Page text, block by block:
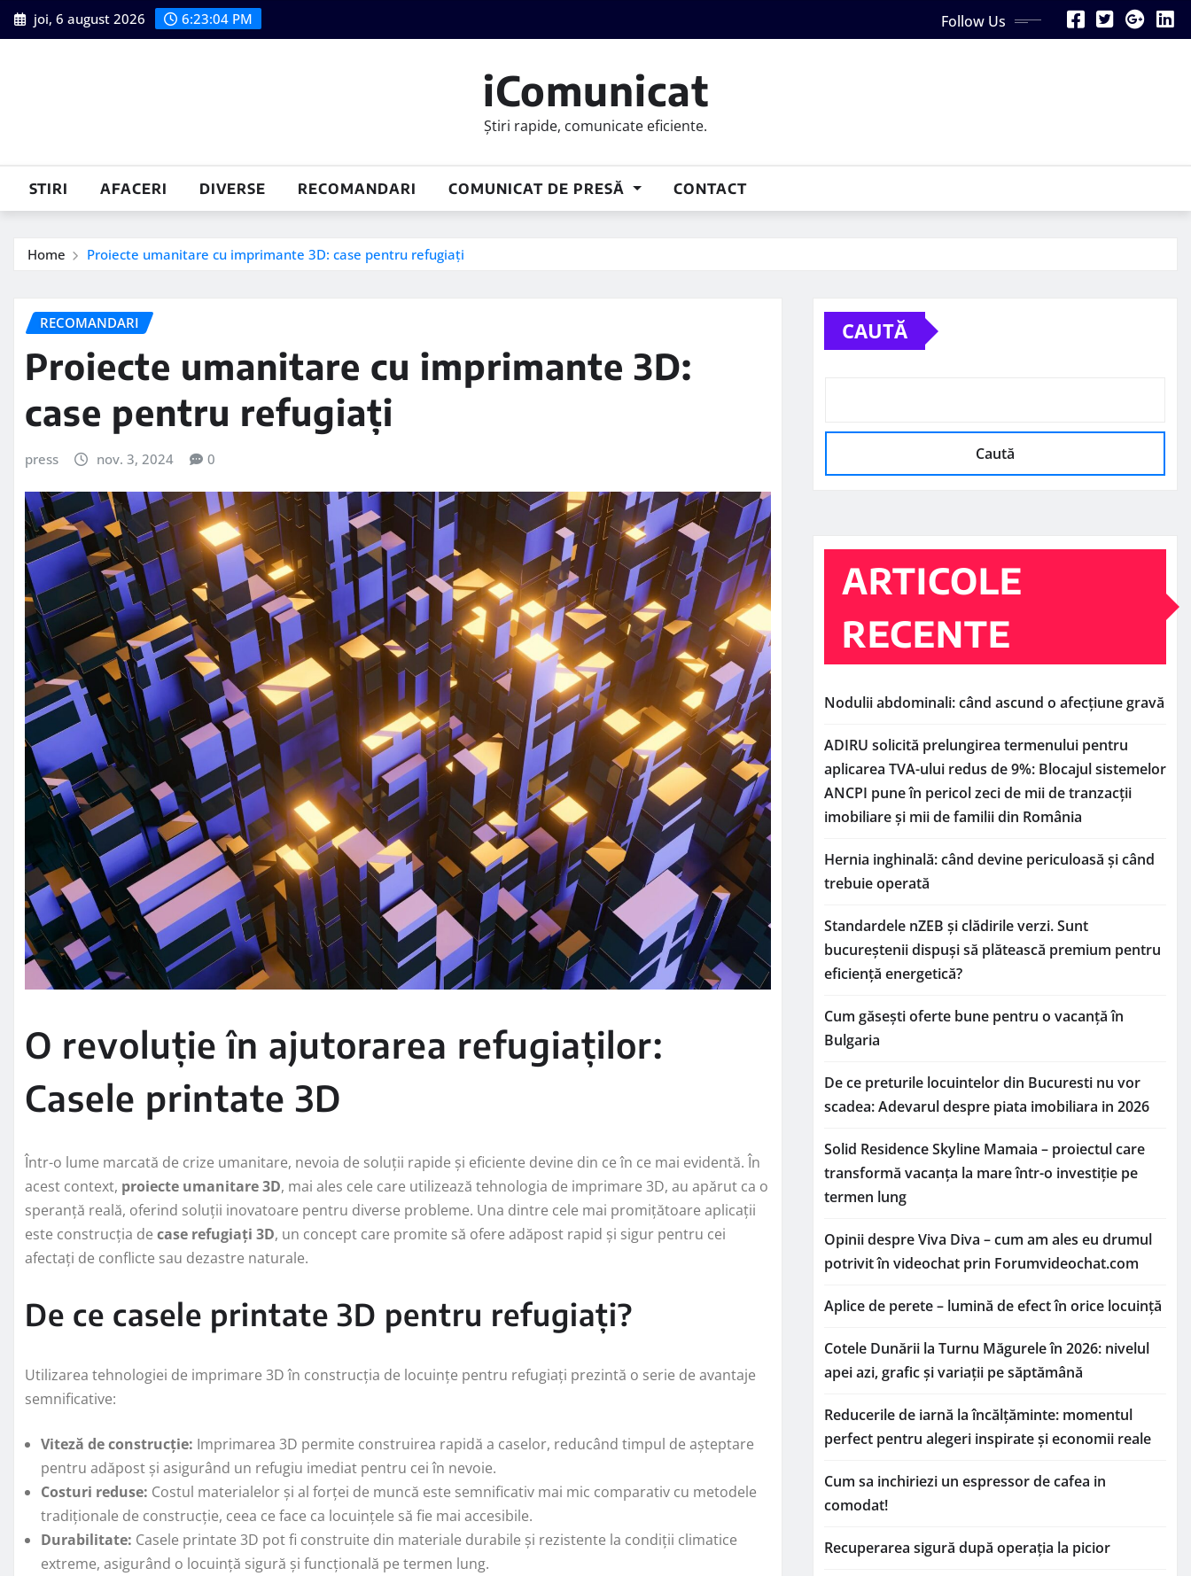
Skip
to
joi, 6 august 2026 6:23:05 PM Follow Us
iComunicat
Știri rapide, comunicate eficiente.
STIRI AFACERI DIVERSE RECOMANDARI COMUNICAT DE PRESĂ CONTACT
Home Proiecte umanitare cu imprimante 3D: case pentru refugiați
RECOMANDARI
Proiecte umanitare cu imprimante 3D:
case pentru refugiați
press nov. 3, 2024 0
O revoluție în ajutorarea refugiaților:
Casele printate 3D
Într-o lume marcată de crize umanitare, nevoia de soluții rapide și eficiente devine din ce în ce mai evidentă. În
acest context, proiecte umanitare 3D, mai ales cele care utilizează tehnologia de imprimare 3D, au apărut ca o
speranță reală, oferind soluții inovatoare pentru diverse probleme. Una dintre cele mai promițătoare aplicații
este construcția de case refugiați 3D, un concept care promite să ofere adăpost rapid și sigur pentru cei
afectați de conflicte sau dezastre naturale.
De ce casele printate 3D pentru refugiați?
Utilizarea tehnologiei de imprimare 3D în construcția de locuințe pentru refugiați prezintă o serie de avantaje
semnificative:
Viteză de construcție: Imprimarea 3D permite construirea rapidă a caselor, reducând timpul de așteptare
pentru adăpost și asigurând un refugiu imediat pentru cei în nevoie.
Costuri reduse: Costul materialelor și al forței de muncă este semnificativ mai mic comparativ cu metodele
tradiționale de construcție, ceea ce face ca locuințele să fie mai accesibile.
Durabilitate: Casele printate 3D pot fi construite din materiale durabile și rezistente la condiții climatice
extreme, asigurând o locuință sigură și funcțională pe termen lung.
CAUTĂ
Caută
ARTICOLE
RECENTE
Nodulii abdominali: când ascund o afecțiune gravă
ADIRU solicită prelungirea termenului pentru
aplicarea TVA-ului redus de 9%: Blocajul sistemelor
ANCPI pune în pericol zeci de mii de tranzacții
imobiliare și mii de familii din România
Hernia inghinală: când devine periculoasă și când
trebuie operată
Standardele nZEB și clădirile verzi. Sunt
bucureștenii dispuși să plătească premium pentru
eficiență energetică?
Cum găsești oferte bune pentru o vacanță în
Bulgaria
De ce preturile locuintelor din Bucuresti nu vor
scadea: Adevarul despre piata imobiliara in 2026
Solid Residence Skyline Mamaia – proiectul care
transformă vacanța la mare într-o investiție pe
termen lung
Opinii despre Viva Diva – cum am ales eu drumul
potrivit în videochat prin Forumvideochat.com
Aplice de perete – lumină de efect în orice locuință
Cotele Dunării la Turnu Măgurele în 2026: nivelul
apei azi, grafic și variații pe săptămână
Reducerile de iarnă la încălțăminte: momentul
perfect pentru alegeri inspirate și economii reale
Cum sa inchiriezi un espressor de cafea in
comodat!
Recuperarea sigură după operația la picior